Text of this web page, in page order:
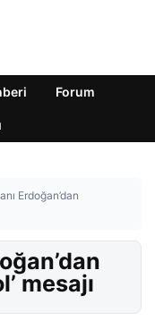
Forum
Erdoğan’dan
mesajı